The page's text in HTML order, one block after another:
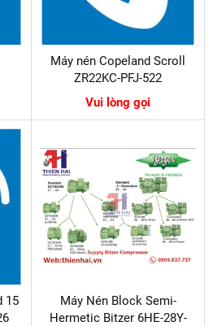
Máy nén Copeland Scroll
ZR22KC-PFJ-522
Vui lòng gọi
15
Máy Nén Block Semi-
Hermetic Bitzer 6HE-28Y-